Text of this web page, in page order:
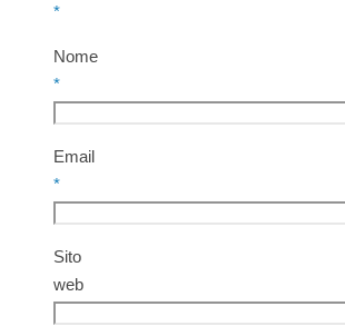
*
Nome
*
Email
*
Sito
web